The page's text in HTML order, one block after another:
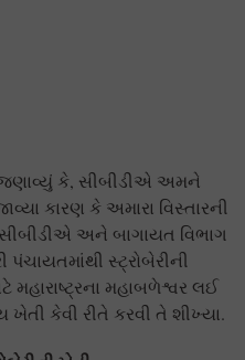
જણાવ્યું કે, સીબીડીએ અમને
કારણ કે અમારા વિસ્તારની
અને બાગાયત વિભાગ
સ્ટ્રોબેરીની
મહારાષ્ટ્રના મહાબળેશ્વર લઈ
ખેતી કેવી રીતે કરવી તે શીખ્યા.